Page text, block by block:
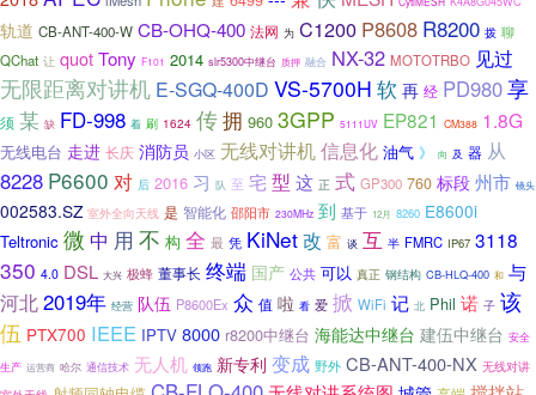
轨道 CB-ANT-400-W CB-OHQ-400 法网 为 C1200 P8608 R8200 拨 聊
QChat 让 quotTony F101 2014 slr5300中继台 质押 融合 NX-32 MOTOTRBO 见过
无限距离对讲机 E-SGQ-400D VS-5700H 软 再 经 PD980享
须 某 缺 FD-998 着 刷 1624 传拥 960 3GPP 5111UV EP821 CM388 1.8G
无线电台 走进 长庆 消防员 小区 无线对讲机信息化 油气 》 向 及 器 从
8228 P6600 对 后 2016 习 队 至 宅 型 这 正 式 GP300 760 标段 州市 镜头
002583.SZ 室外全向天线 是 智能化 邵阳市 230MHz 到 基于 12月 8260 E8600i
Teltronic 微 中 用 不 构 全 最 凭 KiNet改 富 谈 互 半 FMRC IP67 3118
350 4.0 DSL 大兴 极蜂 董事长 终端 国产 公共 可以 真正 钢结构 CB-HLQ-400 和 与
河北2019年 经营 队伍 P8600Ex 众 值 啦 看 爱 掀 WiFi 记 北 Phil 诺 子 该
伍 PTX700 IEEE IPTV 8000 r8200中继台 海能达中继台 建伍中继台 安全
生产 运营商 哈尔 通信技术 无人机 领跑 新专利 变成 野外 CB-ANT-400-NX 无线对讲